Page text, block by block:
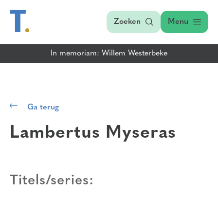
Zoeken Menu
In memoriam: Willem Westerbeke
Ga terug
Lambertus Myseras
Titels/series: